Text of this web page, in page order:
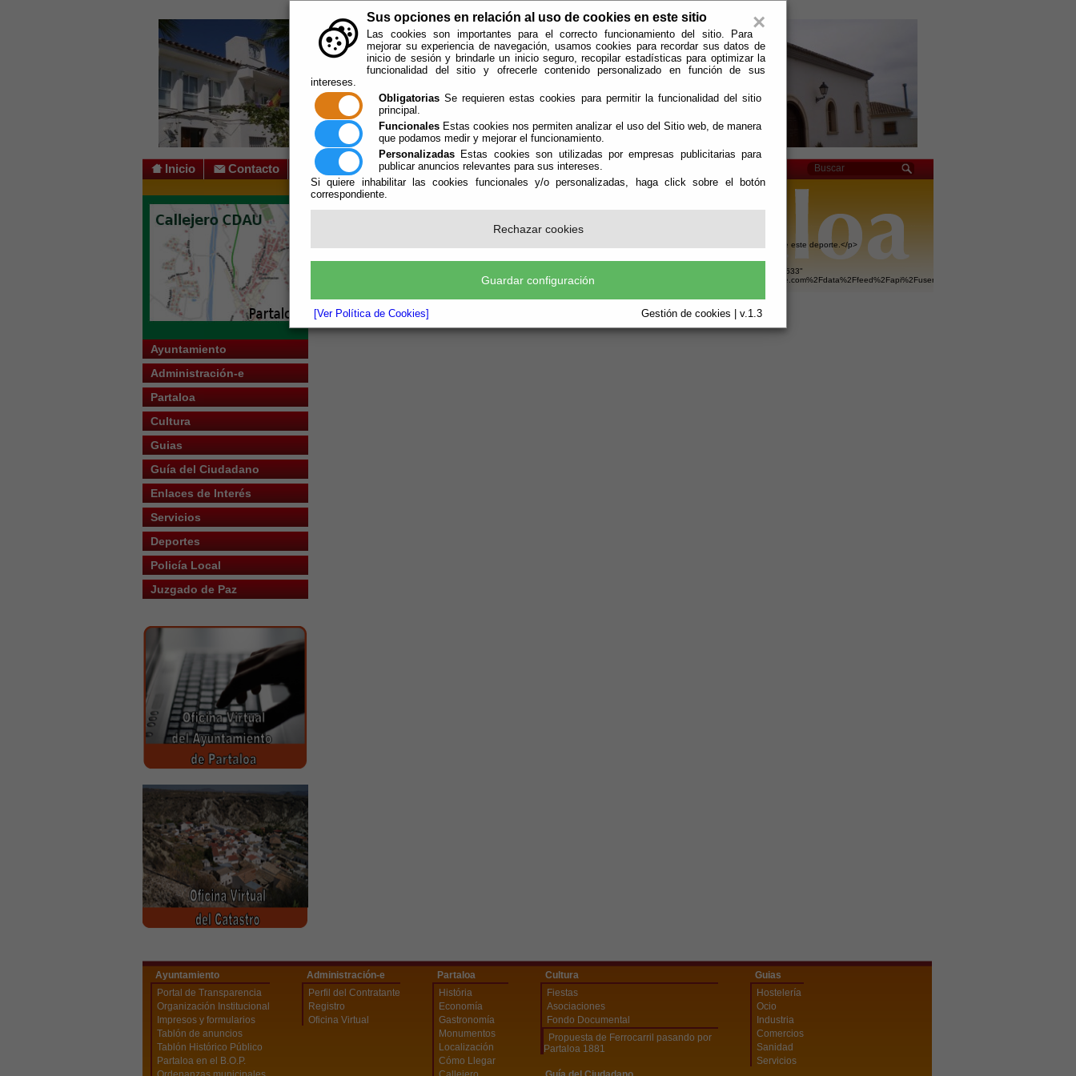
×
Sus opciones en relación al uso de cookies en este sitio
Las cookies son importantes para el correcto funcionamiento del sitio. Para
mejorar su experiencia de navegación, usamos cookies para recordar sus datos de
inicio de sesión y brindarle un inicio seguro, recopilar estadísticas para optimizar la
funcionalidad del sitio y ofrecerle contenido personalizado en función de sus
intereses.
Obligatorias Se requieren estas cookies para permitir la funcionalidad del sitio
principal.
Funcionales Estas cookies nos permiten analizar el uso del Sitio web, de manera
que podamos medir y mejorar el funcionamiento.
Personalizadas Estas cookies son utilizadas por empresas publicitarias para
publicar anuncios relevantes para sus intereses.
Si quiere inhabilitar las cookies funcionales y/o personalizadas, haga click sobre el botón
correspondiente.
Rechazar cookies
Guardar configuración
[Ver Política de Cookies] Gestión de cookies | v.1.3
Inicio Contacto
Ayuntamiento
Administración-e
Partaloa
Cultura
Guias
Guía del Ciudadano
Enlaces de Interés
Servicios
Deportes
Policía Local
Juzgado de Paz
Usted se encuentra aquí:
<p>El Jueves 9 de Agosto se celebró el torneo de Futbol 7 con motivo de las Fiestas locales. Una gran velada en el marco de este deporte.</p>
<embed type="application/x-shockwave-flash" src="https://picasaweb.google.com/s/c/bin/slideshow.swf" width="800" height="533"
pluginspage="http://www.macromedia.com/go/getflashplayer"></embed>
Ayuntamiento
Portal de Transparencia
Organización Institucional
Impresos y formularios
Tablón de anuncios
Tablón Histórico Público
Partaloa en el B.O.P.
Administración-e
Perfil del Contratante
Registro
Oficina Virtual
Partaloa
História
Economía
Gastronomía
Monumentos
Localización
Cómo Llegar
Cultura
Fiestas
Asociaciones
Fondo Documental
Propuesta de Ferrocarril pasando por
Partaloa 1881
Guias
Hostelería
Ocio
Industria
Comercios
Sanidad
Servicios